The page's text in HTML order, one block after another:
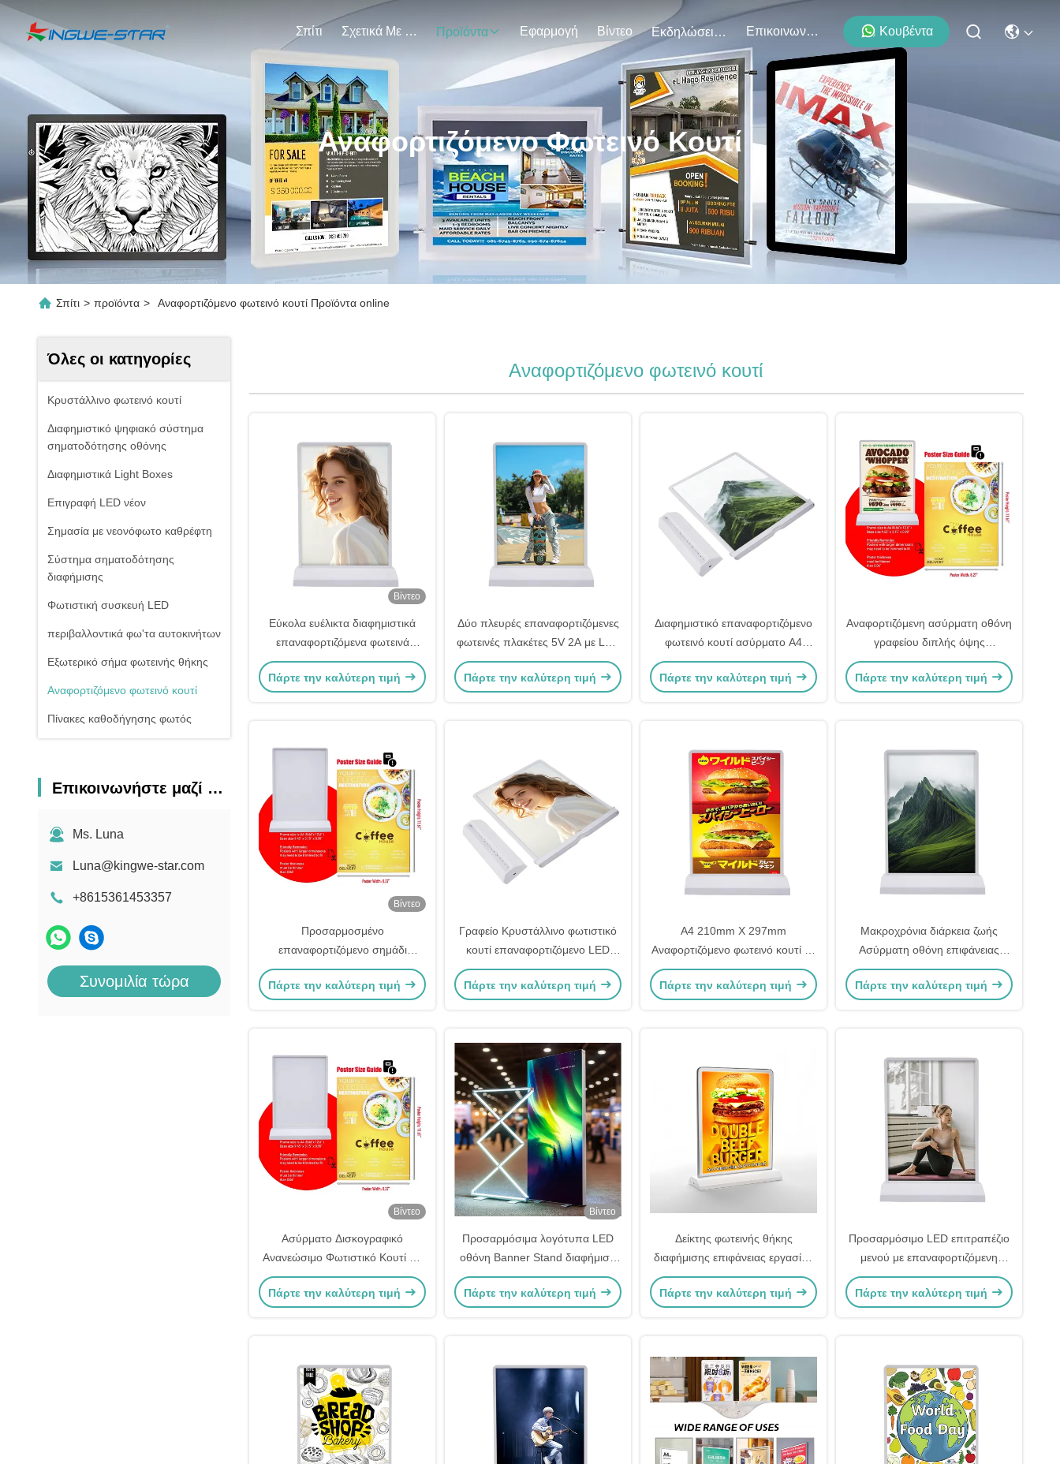
Σπίτι Σχετικά Με Εμάς Προϊόντα Εφαρμογή Βίντεο Εκδηλώσεις Επικοινωνήστε Μαζί Μας Κουβέντα
Αναφορτιζόμενο Φωτεινό Κουτί
Σπίτι > προϊόντα > Αναφορτιζόμενο φωτεινό κουτί Προϊόντα online
Όλες οι κατηγορίες
Κρυστάλλινο φωτεινό κουτί
Διαφημιστικό ψηφιακό σύστημα
σηματοδότησης οθόνης
Διαφημιστικά Light Boxes
Επιγραφή LED νέον
Σημασία με νεονόφωτο καθρέφτη
Σύστημα σηματοδότησης
διαφήμισης
Φωτιστική συσκευή LED
περιβαλλοντικά φω'τα αυτοκινήτων
Εξωτερικό σήμα φωτεινής θήκης
Αναφορτιζόμενο φωτεινό κουτί
Πίνακες καθοδήγησης φωτός
Επικοινωνήστε μαζί μας
Ms. Luna
Luna@kingwe-star.com
+8615361453357
Συνομιλία τώρα
Αναφορτιζόμενο φωτεινό κουτί
Βίντεο
Εύκολα ευέλικτα διαφημιστικά
επαναφορτιζόμενα φωτεινά
κουτιά 2500 Lux
Πάρτε την καλύτερη τιμή
Δύο πλευρές επαναφορτιζόμενες
φωτεινές πλακέτες 5V 2A με LED
οθόνες
Πάρτε την καλύτερη τιμή
Διαφημιστικό επαναφορτιζόμενο
φωτεινό κουτί ασύρματο A4
φωτεινό κουτί 5V 2A
Πάρτε την καλύτερη τιμή
Αναφορτιζόμενη ασύρματη οθόνη
γραφείου διπλής όψης
Διαφημιστικά φωτεινά κουτιά
50000hrs
Πάρτε την καλύτερη τιμή
Βίντεο
Προσαρμοσμένο
επαναφορτιζόμενο σημάδι
φωτεινής θήκης 8000k υψηλής
φωτεινότητας LED σημάδι θήκης
Πάρτε την καλύτερη τιμή
Γραφείο Κρυστάλλινο φωτιστικό
κουτί επαναφορτιζόμενο LED
φωτιστικό κουτί A4 εκτυπωτής
γρήγορη εκτύπωση
Πάρτε την καλύτερη τιμή
Α4 210mm X 297mm
Αναφορτιζόμενο φωτεινό κουτί με
ακουστικό διακόπτη LED
διαφημιστικό φωτεινό κουτί
Πάρτε την καλύτερη τιμή
Μακροχρόνια διάρκεια ζωής
Ασύρματη οθόνη επιφάνειας
εργασίας 50000hrs DC5V τάση
Πάρτε την καλύτερη τιμή
Βίντεο
Ασύρματο Δισκογραφικό
Ανανεώσιμο Φωτιστικό Κουτί A4
Slim Led Light Box
Πάρτε την καλύτερη τιμή
Βίντεο
Προσαρμόσιμα λογότυπα LED
οθόνη Banner Stand διαφήμιση
φωτεινά κουτιά
Πάρτε την καλύτερη τιμή
Δείκτης φωτεινής θήκης
διαφήμισης επιφάνειας εργασίας
ρυθμιζόμενος
Πάρτε την καλύτερη τιμή
Προσαρμόσιμο LED επιτραπέζιο
μενού με επαναφορτιζόμενη
μπαταρία για διαφήμιση σε
τραπέζια εστιατορίων
Πάρτε την καλύτερη τιμή